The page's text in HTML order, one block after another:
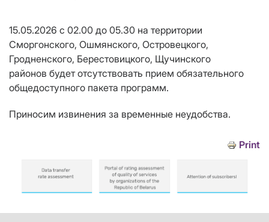
15.05.2026 с 02.00 до 05.30 на территории
Сморгонского, Ошмянского, Островецкого,
Гродненского, Берестовицкого, Щучинского
районов будет отсутствовать прием обязательного
общедоступного пакета программ.
Приносим извинения за временные неудобства.
Print